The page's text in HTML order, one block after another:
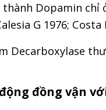
thành Dopamin
G 1976; Costa
Decarboxylase
đồng vận